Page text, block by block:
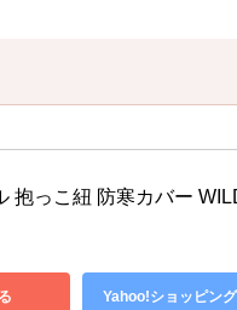
抱っこ紐 防寒カバー
Yahoo!ショッピン